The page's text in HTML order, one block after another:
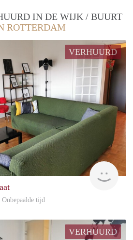
IN DE WIJK / BUURT
ROTTERDAM
VERHUURD
Onbepaalde tijd
VERHUURD